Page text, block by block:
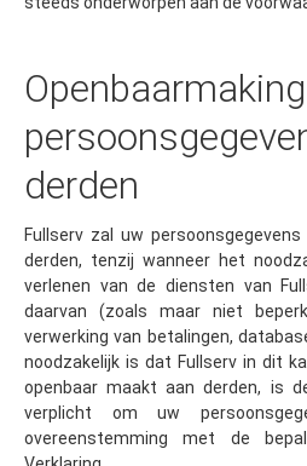
Openbaarmaking
derden
Fullserv zal uw
derden, tenzij wanneer het
verlenen van de diensten van
daarvan (zoals maar niet
verwerking van betalingen,
noodzakelijk is dat Fullserv in dit
openbaar maakt aan derden, is
verplicht om uw
overeenstemming met de